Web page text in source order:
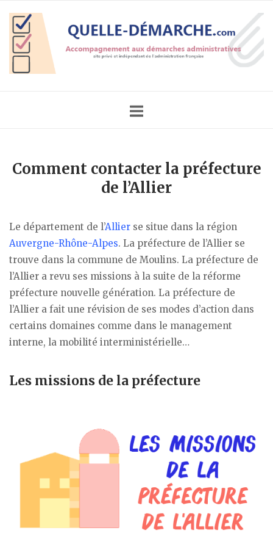
content
Home
Comment contacter la préfecture
de l’Allier
Le département de l’Allier se situe dans la région
Auvergne-Rhône-Alpes. La préfecture de l’Allier se
trouve dans la commune de Moulins. La préfecture de
l’Allier a revu ses missions à la suite de la réforme
préfecture nouvelle génération. La préfecture de
l’Allier a fait une révision de ses modes d’action dans
certains domaines comme dans le management
interne, la mobilité interministérielle…
Les missions de la préfecture